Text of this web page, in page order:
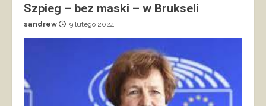
Szpieg – bez maski – w Brukseli
sandrew 9 lutego 2024